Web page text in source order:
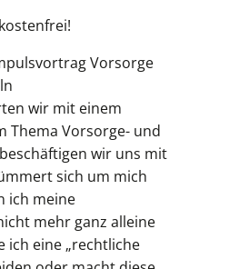
Vorsorge
wir mit einem
Thema Vorsorge- und
wir uns mit
sich um mich
ich meine
mehr ganz alleine
ich eine „rechtliche